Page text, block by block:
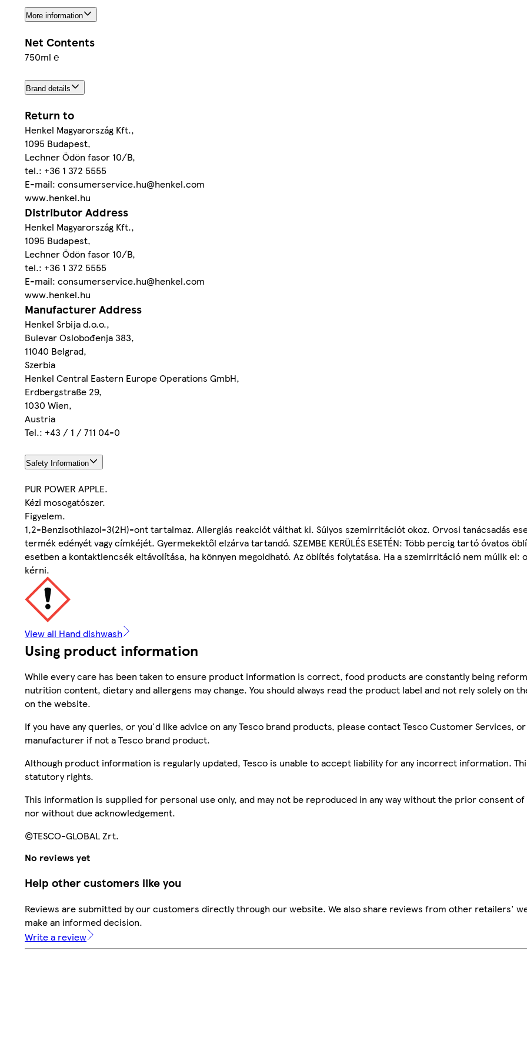
More information
Net Contents
750ml ℮
Brand details
Return to
Henkel Magyarország Kft.,
1095 Budapest,
Lechner Ödön fasor 10/B,
tel.: +36 1 372 5555
E-mail: consumerservice.hu@henkel.com
www.henkel.hu
Distributor Address
Henkel Magyarország Kft.,
1095 Budapest,
Lechner Ödön fasor 10/B,
tel.: +36 1 372 5555
E-mail: consumerservice.hu@henkel.com
www.henkel.hu
Manufacturer Address
Henkel Srbija d.o.o.,
Bulevar Oslobođenja 383,
11040 Belgrad,
Szerbia
Henkel Central Eastern Europe Operations GmbH,
Erdbergstraße 29,
1030 Wien,
Austria
Tel.: +43 / 1 / 711 04-0
Safety Information
PUR POWER APPLE.
Kézi mosogatószer.
Figyelem.
1,2-Benzisothiazol-3(2H)-ont tartalmaz. Allergiás reakciót válthat ki. Súlyos szemirritációt okoz. Orvosi tanácsadás
termék edényét vagy címkéjét. Gyermekektől elzárva tartandó. SZEMBE KERÜLÉS ESETÉN: Több percig tartó óvatos
esetben a kontaktlencsék eltávolítása, ha könnyen megoldható. Az öblítés folytatása. Ha a szemirritáció nem múlik el:
kérni.
View all Hand dishwash
Using product information
While every care has been taken to ensure product information is correct, food products are constantly being
nutrition content, dietary and allergens may change. You should always read the product label and not rely solely on
on the website.
If you have any queries, or you'd like advice on any Tesco brand products, please contact Tesco Customer Services,
manufacturer if not a Tesco brand product.
Although product information is regularly updated, Tesco is unable to accept liability for any incorrect information.
statutory rights.
This information is supplied for personal use only, and may not be reproduced in any way without the prior consent
nor without due acknowledgement.
©TESCO-GLOBAL Zrt.
No reviews yet
Help other customers like you
Reviews are submitted by our customers directly through our website. We also share reviews from other retailers'
make an informed decision.
Write a review